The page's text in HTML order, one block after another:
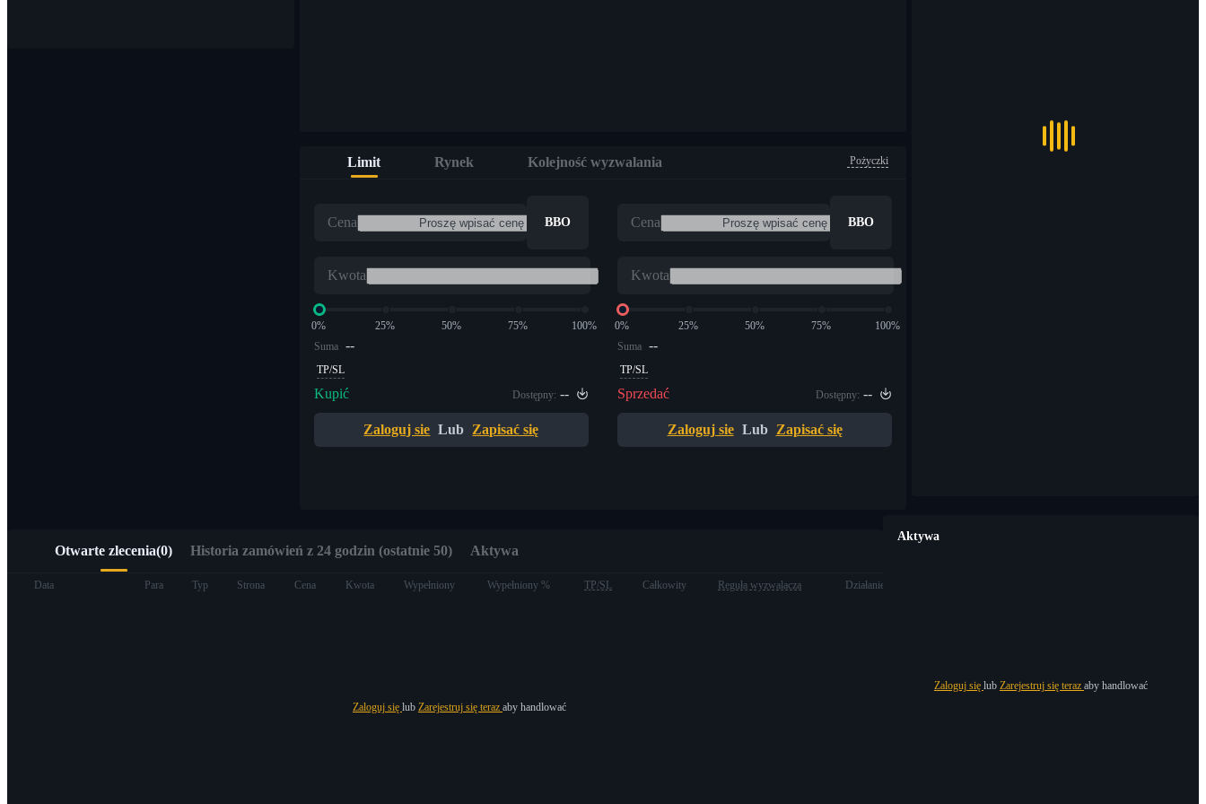
Kontrakty terminowe
Limit Rynek Kolejność wyzwalania Pożyczki
Cena BBO
Kwota
0% 25% 50% 75%
100%
Suma --
TP/SL
Kupić Dostępny: --
Zaloguj sie Lub Zapisać się
Cena BBO
Kwota
0% 25% 50% 75%
100%
Suma --
TP/SL
Sprzedać Dostępny: --
Zaloguj sie Lub Zapisać się
Otwarte zlecenia(0) Historia zamówień z 24 godzin (ostatnie 50) Aktywa
Data Para Typ Strona Cena Kwota Wypełniony Wypełniony % TP/SL Całkowity Reguła wyzwalacza Działanie
Zaloguj się lub Zarejestruj się teraz aby handlować
Aktywa
Zaloguj się lub Zarejestruj się teraz aby handlować